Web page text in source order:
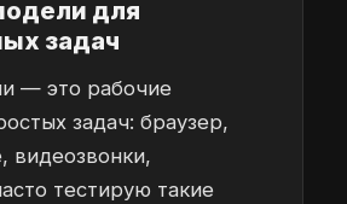
для
задач
— это рабочие
задач: браузер,
видеозвонки,
тестирую такие